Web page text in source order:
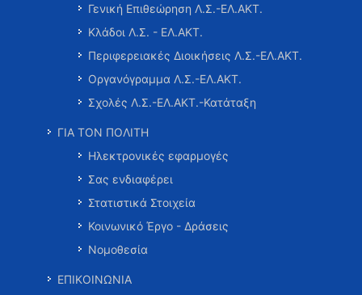
Γενική Επιθεώρηση Λ.Σ.-ΕΛ.ΑΚΤ.
Κλάδοι Λ.Σ. - ΕΛ.ΑΚΤ.
Περιφερειακές Διοικήσεις Λ.Σ.-ΕΛ.ΑΚΤ.
Οργανόγραμμα Λ.Σ.-ΕΛ.ΑΚΤ.
Σχολές Λ.Σ.-ΕΛ.ΑΚΤ.-Κατάταξη
ΓΙΑ ΤΟΝ ΠΟΛΙΤΗ
Ηλεκτρονικές εφαρμογές
Σας ενδιαφέρει
Στατιστικά Στοιχεία
Κοινωνικό Έργο - Δράσεις
Νομοθεσία
ΕΠΙΚΟΙΝΩΝΙΑ